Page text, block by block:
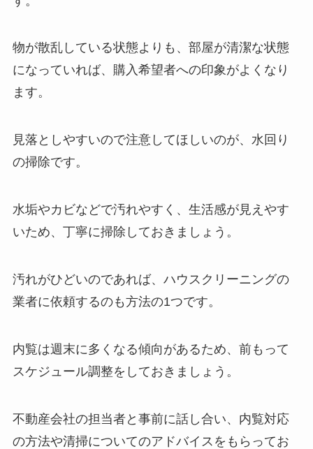
物が散乱している状態よりも、部屋が清潔な状態
になっていれば、購入希望者への印象がよくなり
ます。
見落としやすいので注意してほしいのが、水回り
の掃除です。
水垢やカビなどで汚れやすく、生活感が見えやす
いため、丁寧に掃除しておきましょう。
汚れがひどいのであれば、ハウスクリーニングの
業者に依頼するのも方法の1つです。
内覧は週末に多くなる傾向があるため、前もって
スケジュール調整をしておきましょう。
不動産会社の担当者と事前に話し合い、内覧対応
の方法や清掃についてのアドバイスをもらってお